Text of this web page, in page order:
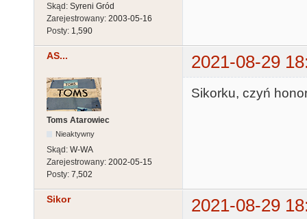
Skąd: Syreni Gród
Zarejestrowany: 2003-05-16
Posty: 1,590
AS... 2021-08-29
Toms Atarowiec
Nieaktywny
Skąd: W-WA
Zarejestrowany: 2002-05-15
Posty: 7,502
Sikorku, czyń
Sikor 2021-08-29